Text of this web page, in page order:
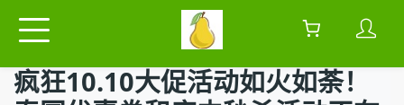
疯狂10.10大促活动如火如荼！